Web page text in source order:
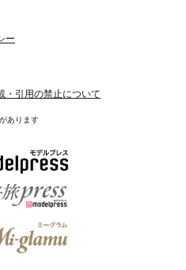
ー
・引用の禁止について
あります